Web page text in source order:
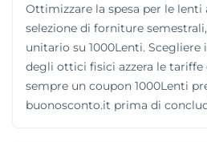
Ottimizzare la spesa per le
selezione di forniture
unitario su 1000Lenti.
degli ottici fisici azzera le tariffe
sempre un coupon 1000Lenti
buonosconto.it prima di